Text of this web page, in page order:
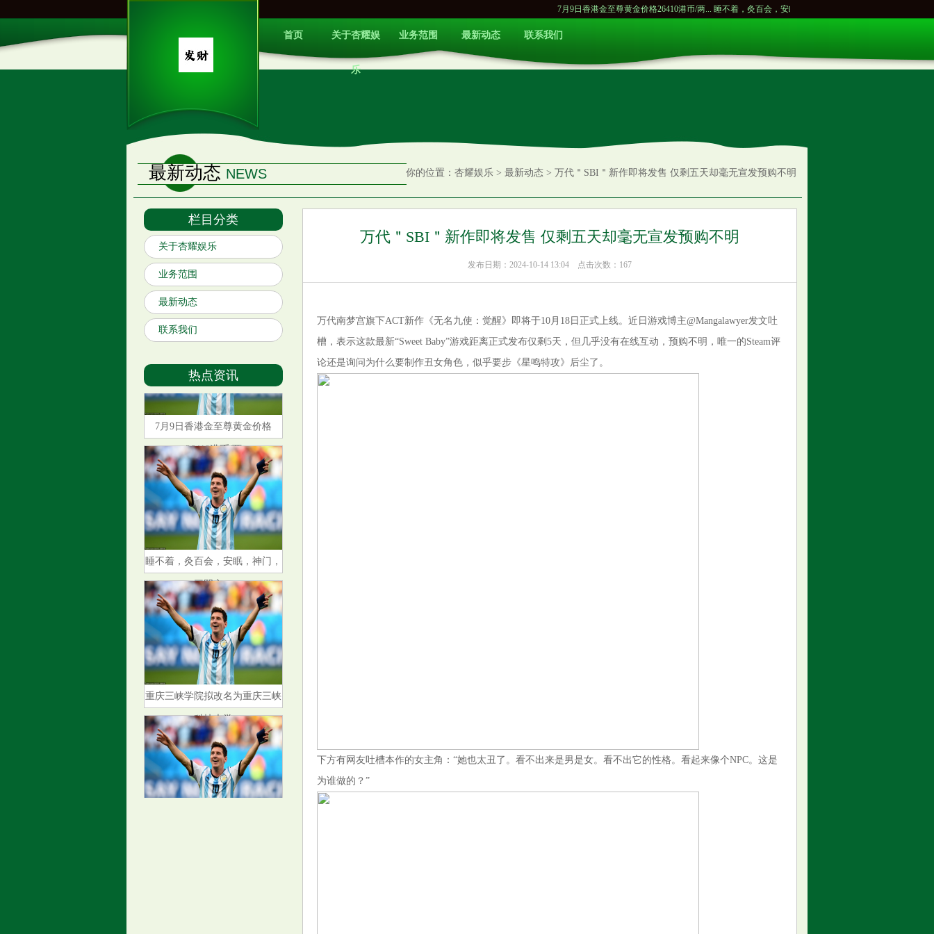
7月9日香港金至尊黄金价格26410港币/两... 睡不着，灸百会，安眠，神门，三阴交。...
首页 关于杏耀娱
乐
业务范围 最新动态 联系我们
最新动态 NEWS 你的位置： 杏耀娱乐 > 最新动态 > 万代＂SBI＂新作即将发售 仅剩五天却毫无宣发预购不明
栏目分类
关于杏耀娱乐
业务范围
最新动态
联系我们
热点资讯
7月9日香港金至尊黄金价格
26410港币/两
睡不着，灸百会，安眠，神门，
三阴交。
重庆三峡学院拟改名为重庆三峡
科技大学
万代＂SBI＂新作即将发售 仅剩五天却毫无宣发预购不明
发布日期：2024-10-14 13:04 点击次数：167
万代南梦宫旗下ACT新作《无名九使：觉醒》即将于10月18日正式上线。近日游戏博主@Mangalawyer发文吐
槽，表示这款最新“Sweet Baby”游戏距离正式发布仅剩5天，但几乎没有在线互动，预购不明，唯一的Steam评
论还是询问为什么要制作丑女角色，似乎要步《星鸣特攻》后尘了。
下方有网友吐槽本作的女主角：“她也太丑了。看不出来是男是女。看不出它的性格。看起来像个NPC。这是
为谁做的？”